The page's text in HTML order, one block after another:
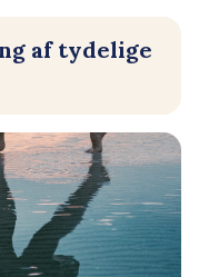
af tydelige